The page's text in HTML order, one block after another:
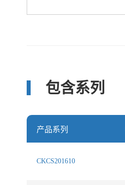
包含系列
产品系列
CKCS201610